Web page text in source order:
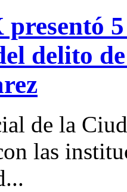
delito
de la
las